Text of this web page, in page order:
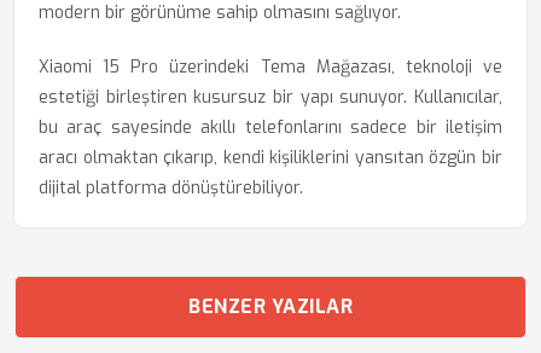
modern bir görünüme sahip olmasını sağlıyor.
Xiaomi 15 Pro üzerindeki Tema Mağazası, teknoloji ve
estetiği birleştiren kusursuz bir yapı sunuyor. Kullanıcılar,
bu araç sayesinde akıllı telefonlarını sadece bir iletişim
aracı olmaktan çıkarıp, kendi kişiliklerini yansıtan özgün bir
dijital platforma dönüştürebiliyor.
BENZER YAZILAR